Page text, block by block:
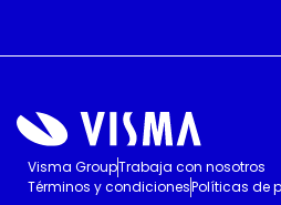
Visma GroupTrabaja con nosotros
Términos y condicionesPolíticas de